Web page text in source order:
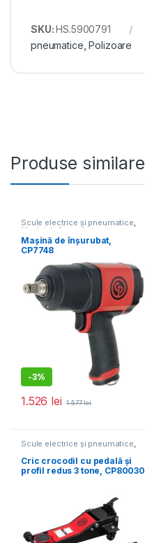
SKU: HS.5900791
pneumatice, Polizoare
Produse similare
Scule electrice și pneumatice,
Mașini de înșurubat
Mașină de înșurubat,
CP7748
-3%
1.526 lei 1.577lei
Scule electrice și pneumatice,
Echipamente service auto
Cric crocodil cu pedală și
profil redus 3 tone, CP80030